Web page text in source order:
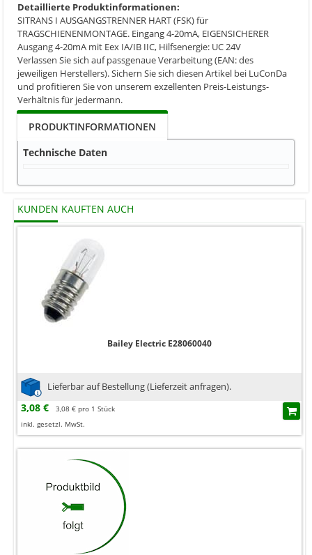
Detaillierte Produktinformationen:
SITRANS I AUSGANGSTRENNER HART (FSK) für
TRAGSCHIENENMONTAGE. Eingang 4-20mA, EIGENSICHERER
Ausgang 4-20mA mit Eex IA/IB IIC, Hilfsenergie: UC 24V
Verlassen Sie sich auf passgenaue Verarbeitung (EAN: des
jeweiligen Herstellers). Sichern Sie sich diesen Artikel bei LuConDa
und profitieren Sie von unserem exzellenten Preis-Leistungs-
Verhältnis für jedermann.
PRODUKTINFORMATIONEN
Technische Daten
KUNDEN KAUFTEN AUCH
Bailey Electric E28060040
Lieferbar auf Bestellung (Lieferzeit anfragen).
3,08 €
3,08 € pro 1 Stück
inkl. gesetzl. MwSt.